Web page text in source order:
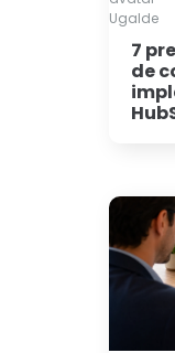
Ugalde
7
de